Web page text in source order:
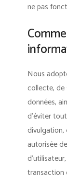
ne pas
Nous
collecte,
données,
d’éviter
autorisée
transaction